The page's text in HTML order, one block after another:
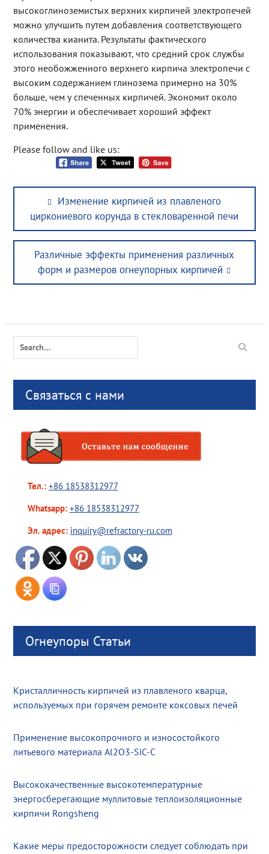
высокоглиноземистых верхних кирпичей электропечей
можно улучшить путем добавления соответствующего
количества кианита. Результаты фактического
использования показывают, что средний срок службы
этого необожженного верхнего кирпича электропечи с
высоким содержанием глинозема примерно на 30%
больше, чем у спеченных кирпичей. Экономит около
70% энергии и обеспечивает хороший эффект
применения.
Please follow and like us:
Post
navigationPrevious
post:
Изменение кирпичей из плавленого
циркониевого корунда в стекловаренной печи
Next
post:
Различные эффекты применения различных
форм и размеров огнеупорных кирпичей
Search
for:
Связаться с нами
Тел.: +86 18538312977
Whatsapp: +86 18538312977
Эл. адрес: inquiry@refractory-ru.com
Огнеупоры Статьи
Кристалличность кирпичей из плавленого кварца,
используемых при горячем ремонте коксовых печей
Применение высокопрочного и износостойкого
литьевого материала Al2O3-SiC-C
Высококачественные высокотемпературные
энергосберегающие муллитовые теплоизоляционные
кирпичи Rongsheng
Какие меры предосторожности следует соблюдать при